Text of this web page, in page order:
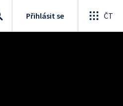
Přihlásit se ČT